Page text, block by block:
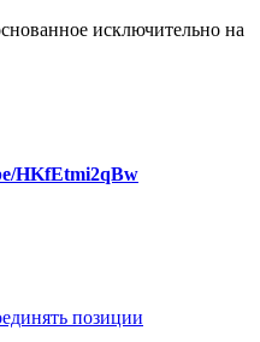
исключительно на
HKfEtmi2qBw